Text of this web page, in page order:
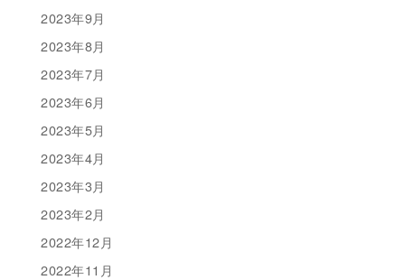
2023年9月
2023年8月
2023年7月
2023年6月
2023年5月
2023年4月
2023年3月
2023年2月
2022年12月
2022年11月